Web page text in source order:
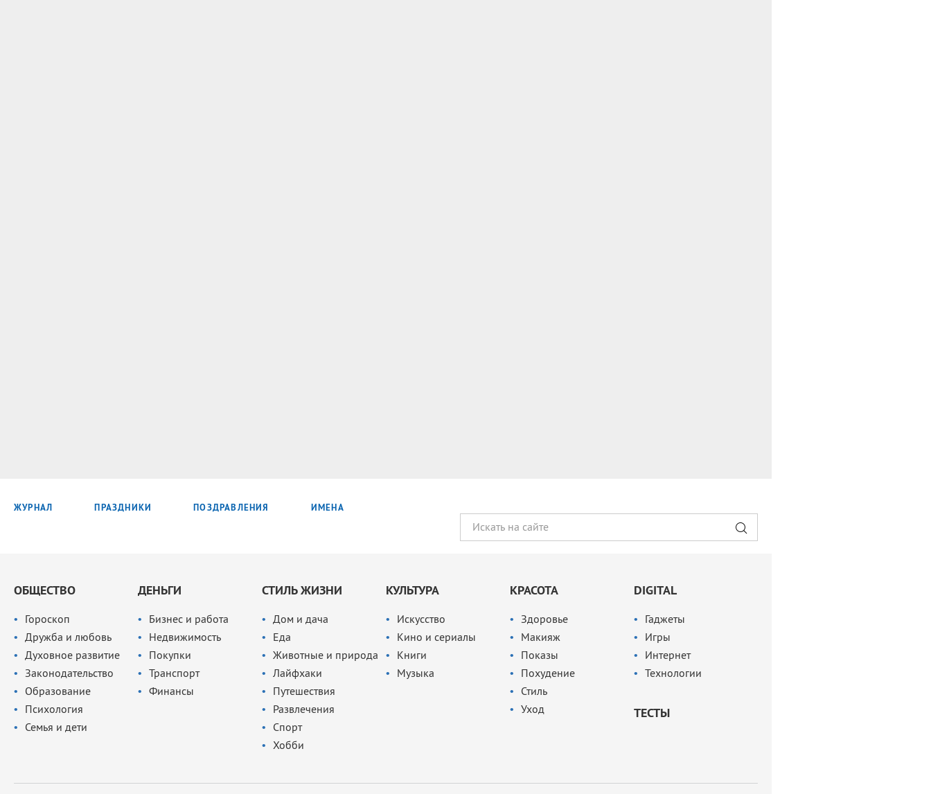
ЖУРНАЛ ПРАЗДНИКИ ПОЗДРАВЛЕНИЯ ИМЕНА
ОБЩЕСТВО
Гороскоп
Дружба и любовь
Духовное развитие
Законодательство
Образование
Психология
Семья и дети
ДЕНЬГИ
Бизнес и работа
Недвижимость
Покупки
Транспорт
Финансы
СТИЛЬ ЖИЗНИ
Дом и дача
Еда
Животные и природа
Лайфхаки
Путешествия
Развлечения
Спорт
Хобби
КУЛЬТУРА
Искусство
Кино и сериалы
Книги
Музыка
КРАСОТА
Здоровье
Макияж
Показы
Похудение
Стиль
Уход
DIGITAL
Гаджеты
Игры
Интернет
Технологии
ТЕСТЫ